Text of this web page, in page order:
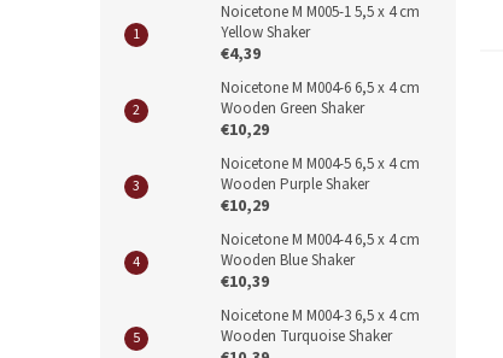
Noicetone M M005-1 5,5 x 4 cm
Yellow Shaker
€4,39
Noicetone M M004-6 6,5 x 4 cm
Wooden Green Shaker
€10,29
Noicetone M M004-5 6,5 x 4 cm
Wooden Purple Shaker
€10,29
Noicetone M M004-4 6,5 x 4 cm
Wooden Blue Shaker
€10,39
Noicetone M M004-3 6,5 x 4 cm
Wooden Turquoise Shaker